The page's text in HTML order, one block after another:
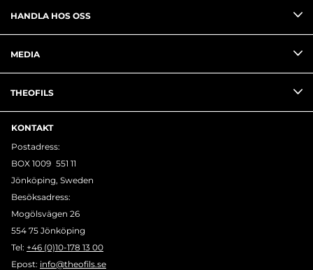
HANDLA HOS OSS
MEDIA
THEOFILS
KONTAKT
Postadress:
BOX 1009 551 11
Jönköping, Sweden
Besöksadress:
Mogölsvägen 26
554 75 Jönköping
Tel: +46 (0)10-178 13 00
Epost: info@theofils.se